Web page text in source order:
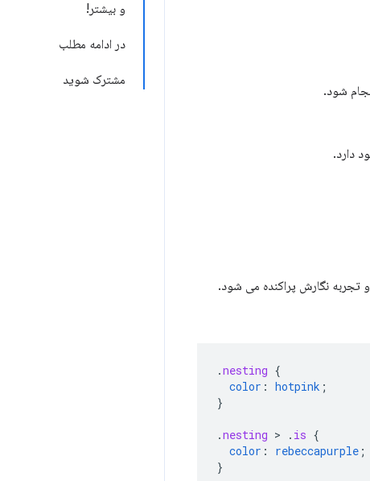
و بیشتر!
در ادامه مطلب
مشترک شوید
شود.
و تجربه نگارش پراکنده می شود.
.nesting {
color : hotpink ;
}
.nesting > . is {
color : rebeccapurple ;
}